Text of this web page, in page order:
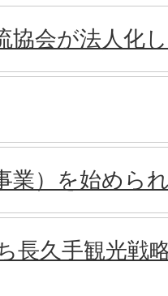
協会が法人化
業）を始めら
長久手観光戦